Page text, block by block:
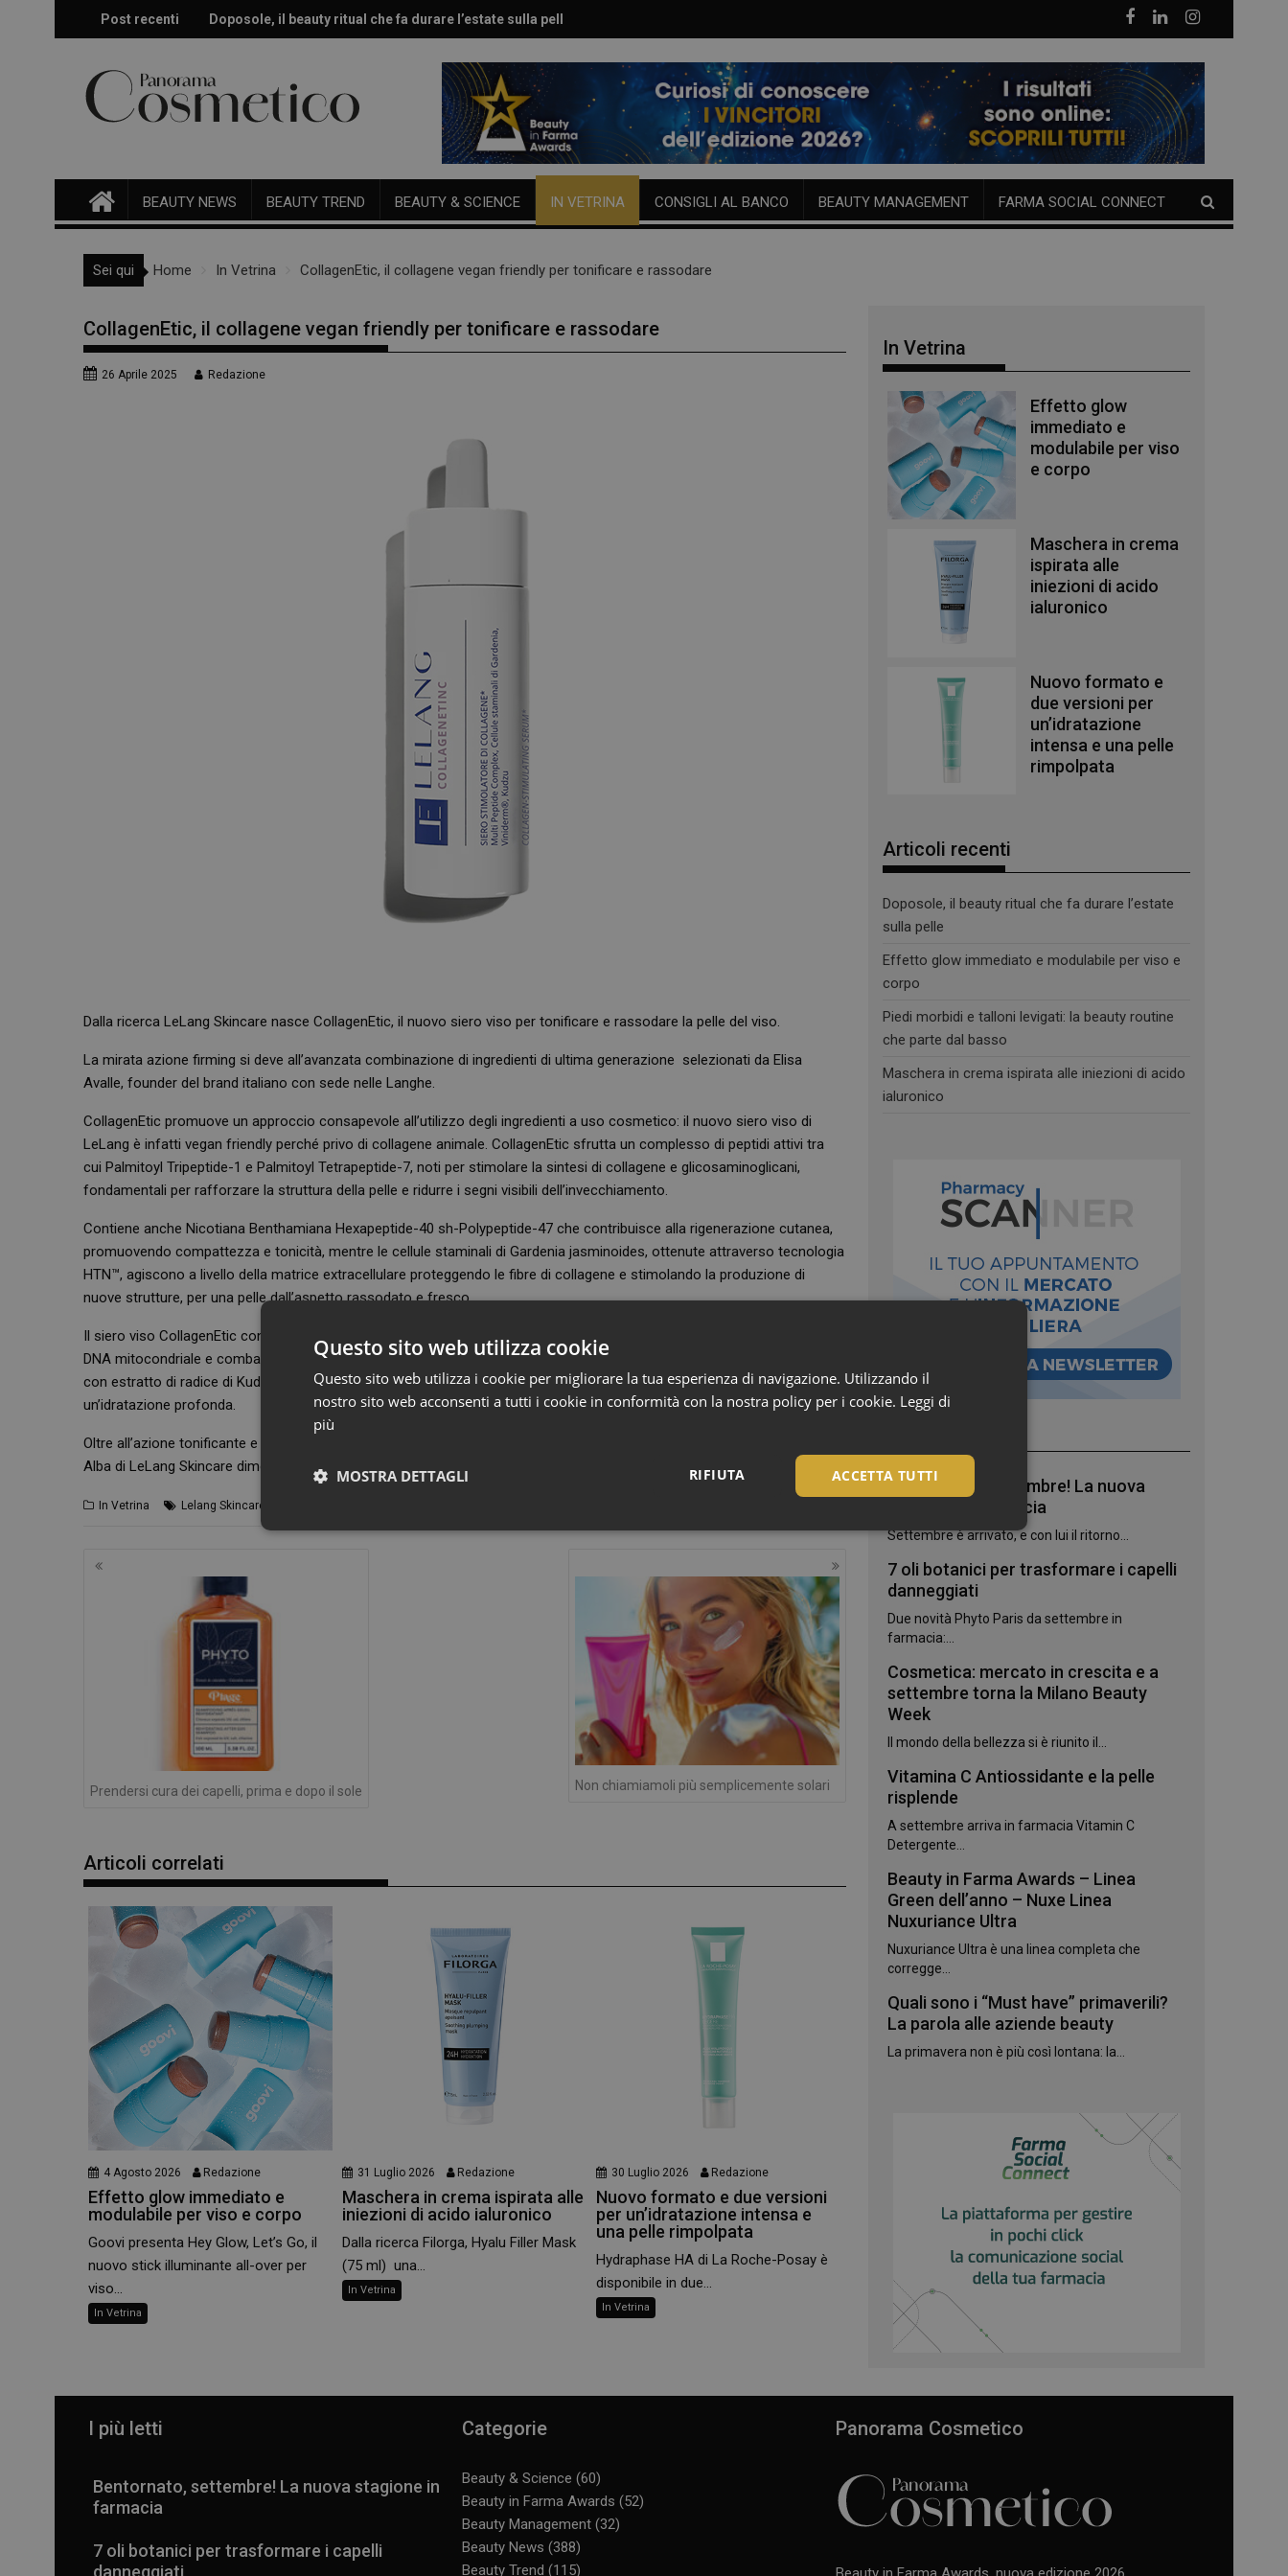
Post recenti Doposole, il beauty ritual che fa durare l’estate sulla pelle
Effetto glow immediato e modulabile per viso e corpo
BEAUTY NEWS BEAUTY TREND BEAUTY & SCIENCE IN VETRINA CONSIGLI AL BANCO BEAUTY MANAGEMENT FARMA SOCIAL CONNECT
Sei qui Home In Vetrina CollagenEtic, il collagene vegan friendly per tonificare e rassodare
CollagenEtic, il collagene vegan friendly per tonificare e rassodare
26 Aprile 2025 Redazione
Dalla ricerca LeLang Skincare nasce CollagenEtic, il nuovo siero viso per tonificare e rassodare la pelle del viso.
La mirata azione firming si deve all’avanzata combinazione di ingredienti di ultima generazione selezionati da Elisa
Avalle, founder del brand italiano con sede nelle Langhe.
CollagenEtic promuove un approccio consapevole all’utilizzo degli ingredienti a uso cosmetico: il nuovo siero viso di
LeLang è infatti vegan friendly perché privo di collagene animale. CollagenEtic sfrutta un complesso di peptidi attivi tra
cui Palmitoyl Tripeptide-1 e Palmitoyl Tetrapeptide-7, noti per stimolare la sintesi di collagene e glicosaminoglicani,
fondamentali per rafforzare la struttura della pelle e ridurre i segni visibili dell’invecchiamento.
Contiene anche Nicotiana Benthamiana Hexapeptide-40 sh-Polypeptide-47 che contribuisce alla rigenerazione cutanea,
promuovendo compattezza e tonicità, mentre le cellule staminali di Gardenia jasminoides, ottenute attraverso tecnologia
HTN™, agiscono a livello della matrice extracellulare proteggendo le fibre di collagene e stimolando la produzione di
nuove strutture, per una pelle dall’aspetto rassodato e fresco.
Il siero viso CollagenEtic contiene anche l’attivo brevettato Viniderm®, derivato da uve ricche di δ-viniferina, protegge il
DNA mitocondriale e combatte i radicali liberi, contribuendo a rallentare il processo di invecchiamento. È infine arricchito
con estratto di radice di Kudzu (Pueraria lobata), dalle spiccate proprietà rigeneranti, e con Acido Ialuronico per
un’idratazione profonda.
Oltre all’azione tonificante e illuminante, CollagenEtic migliora le prestazioni del protocollo combinato con la crema viso
Alba di LeLang Skincare dimostrando risultati visibili e duraturi.
In Vetrina Lelang Skincare
Navigazione
Prendersi cura dei capelli, prima e dopo il sole Non chiamiamoli più semplicemente solari
Articoli correlati
4 Agosto 2026 Redazione
Effetto glow immediato e
modulabile per viso e corpo
Goovi presenta Hey Glow, Let’s Go, il
nuovo stick illuminante all-over per
viso...
In Vetrina
31 Luglio 2026 Redazione
Maschera in crema ispirata alle
iniezioni di acido ialuronico
Dalla ricerca Filorga, Hyalu Filler Mask
(75 ml) una...
In Vetrina
30 Luglio 2026 Redazione
Nuovo formato e due versioni
per un’idratazione intensa e
una pelle rimpolpata
Hydraphase HA di La Roche-Posay è
disponibile in due...
In Vetrina
In Vetrina
Effetto glow
immediato e
modulabile per viso
e corpo
Maschera in crema
ispirata alle
iniezioni di acido
ialuronico
Nuovo formato e
due versioni per
un’idratazione
intensa e una pelle
rimpolpata
Articoli recenti
Doposole, il beauty ritual che fa durare l’estate
sulla pelle
Effetto glow immediato e modulabile per viso e
corpo
Piedi morbidi e talloni levigati: la beauty routine
che parte dal basso
Maschera in crema ispirata alle iniezioni di acido
ialuronico
Bentornato, settembre! La nuova
stagione in farmacia
Settembre è arrivato, e con lui il ritorno...
7 oli botanici per trasformare i capelli
danneggiati
Due novità Phyto Paris da settembre in
farmacia:...
Cosmetica: mercato in crescita e a
settembre torna la Milano Beauty
Week
Il mondo della bellezza si è riunito il...
Vitamina C Antiossidante e la pelle
risplende
A settembre arriva in farmacia Vitamin C
Detergente...
Beauty in Farma Awards – Linea
Green dell’anno – Nuxe Linea
Nuxuriance Ultra
Nuxuriance Ultra è una linea completa che
corregge...
Quali sono i “Must have” primaverili?
La parola alle aziende beauty
La primavera non è più così lontana: la...
I più letti
Bentornato, settembre! La nuova stagione in
farmacia
7 oli botanici per trasformare i capelli
danneggiati
Categorie
Beauty & Science (60)
Beauty in Farma Awards (52)
Beauty Management(32)
Beauty News (388)
Beauty Trend (115)
Panorama Cosmetico
Questo sito web utilizza cookie
Questo sito web utilizza i cookie per migliorare la tua esperienza di navigazione. Utilizzando il
nostro sito web acconsenti a tutti i cookie in conformità con la nostra policy per i cookie. Leggi di
più
ACCETTA TUTTI
RIFIUTA
MOSTRA DETTAGLI
Necessari
Necessari
I cookie necessari contribuiscono a rendere fruibile il sito web abilitandone funzionalità di base quali la navigazione sulle pagine
e l'accesso alle aree protette del sito. Il sito web non è in grado di funzionare correttamente senza questi cookie.
SCADENZA
DESCRIZIONE
.www.panoramacosmetico.it
Cookie generato da applicazioni basate sul linguaggio
PHP. Si tratta di un identificatore generico utilizzato per
mantenere le variabili di sessione utente. Normalmente
viene utilizzato può essere specifico per il sito, ma un
buon esempio è mantenere uno stato di accesso per un
_ga
Google LLC
1 anno 1
Questo nome di cookie è associato a Google Universal
Analytics, che è un aggiornamento significativo del
servizio di analisi più comunemente utilizzato da
Google. Questo cookie viene utilizzato per distinguere
utenti unici assegnando un numero generato in modo
casuale come identificatore del cliente. È incluso in ogni
richiesta di pagina in un sito e utilizzato per calcolare i
dati di visitatori, sessioni e campagne per i rapporti di
.panoramacosmetico.it
Questo cookie viene utilizzato da Google Analytics per
mantenere lo stato della sessione.
CookieScript
www.panoramacosmetico.it
Questo cookie viene utilizzato dal servizio Cookie-
cookie dei visitatori. È necessario che il banner dei
cookie di Cookie-Script.com funzioni correttamente.